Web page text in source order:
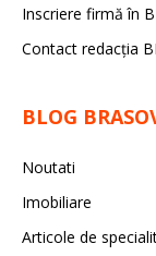
Inscriere firmă în
Contact redacţia
BLOG
Noutati
Imobiliare
Articole de